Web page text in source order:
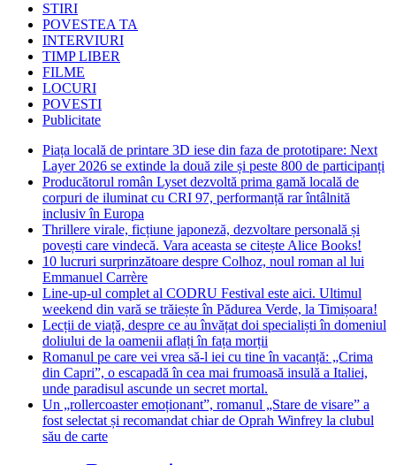
STIRI
POVESTEA TA
INTERVIURI
TIMP LIBER
FILME
LOCURI
POVESTI
Publicitate
Piața locală de printare 3D iese din faza de prototipare: Next
Layer 2026 se extinde la două zile și peste 800 de participanți
Producătorul român Lyset dezvoltă prima gamă locală de
corpuri de iluminat cu CRI 97, performanță rar întâlnită
inclusiv în Europa
Thrillere virale, ficțiune japoneză, dezvoltare personală și
povești care vindecă. Vara aceasta se citește Alice Books!
10 lucruri surprinzătoare despre Colhoz, noul roman al lui
Emmanuel Carrère
Line-up-ul complet al CODRU Festival este aici. Ultimul
weekend din vară se trăiește în Pădurea Verde, la Timișoara!
Lecții de viață, despre ce au învățat doi specialiști în domeniul
doliului de la oamenii aflați în fața morții
Romanul pe care vei vrea să-l iei cu tine în vacanță: „Crima
din Capri”, o escapadă în cea mai frumoasă insulă a Italiei,
unde paradisul ascunde un secret mortal.
Un „rollercoaster emoționant”, romanul „Stare de visare” a
fost selectat și recomandat chiar de Oprah Winfrey la clubul
său de carte